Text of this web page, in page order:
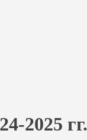
2025